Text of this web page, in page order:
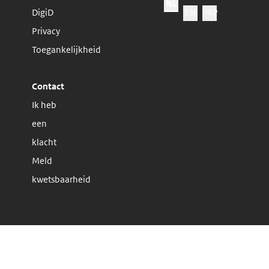
DigiD
Privacy
Toegankelijkheid
Contact
Ik heb
een
klacht
Meld
kwetsbaarheid
PAP